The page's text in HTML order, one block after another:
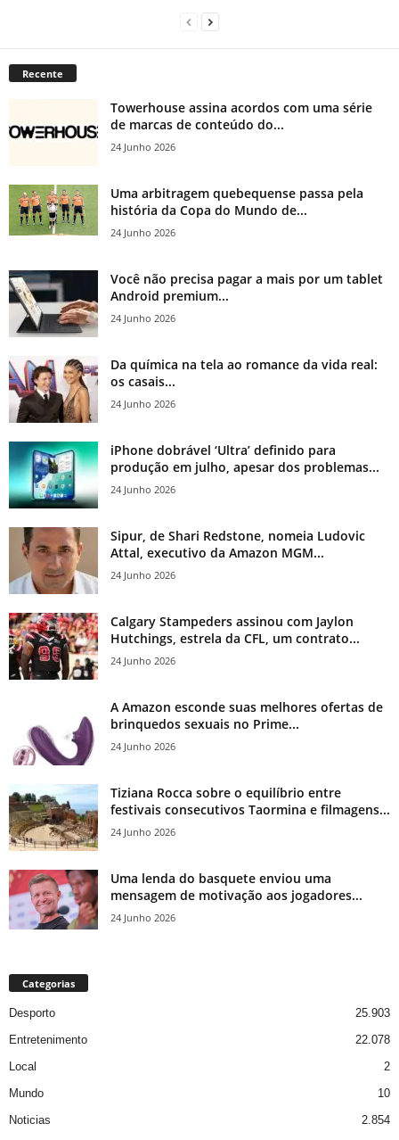
Recente
Towerhouse assina acordos com uma série
de marcas de conteúdo do...
24 Junho 2026
Uma arbitragem quebequense passa pela
história da Copa do Mundo de...
24 Junho 2026
Você não precisa pagar a mais por um tablet
Android premium...
24 Junho 2026
Da química na tela ao romance da vida real:
os casais...
24 Junho 2026
iPhone dobrável ‘Ultra’ definido para
produção em julho, apesar dos problemas...
24 Junho 2026
Sipur, de Shari Redstone, nomeia Ludovic
Attal, executivo da Amazon MGM...
24 Junho 2026
Calgary Stampeders assinou com Jaylon
Hutchings, estrela da CFL, um contrato...
24 Junho 2026
A Amazon esconde suas melhores ofertas de
brinquedos sexuais no Prime...
24 Junho 2026
Tiziana Rocca sobre o equilíbrio entre
festivais consecutivos Taormina e filmagens...
24 Junho 2026
Uma lenda do basquete enviou uma
mensagem de motivação aos jogadores...
24 Junho 2026
Categorias
Desporto
25.903
Entretenimento
22.078
Local
2
Mundo
10
Noticias
2.854